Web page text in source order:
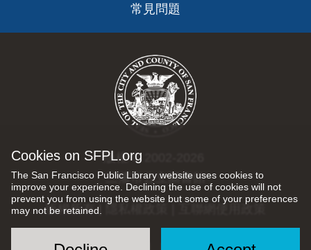
Cookies on SFPL.org
The San Francisco Public Library website uses cookies to
improve your experience. Declining the use of cookies will not
prevent you from using the website but some of your preferences
may not be retained.
常見問題
版權 © 2002-2026
三藩市公立圖書館
版權所有 | 隱私權政策 互聯網使用政策